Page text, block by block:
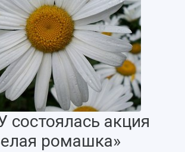
состоялась акция
ромашка»